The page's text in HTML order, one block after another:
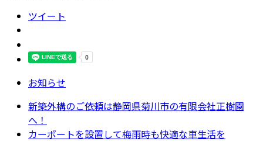
ツイート
お知らせ
新築外構のご依頼は静岡県菊川市の有限会社正樹園
へ！
カーポートを設置して梅雨時も快適な車生活を